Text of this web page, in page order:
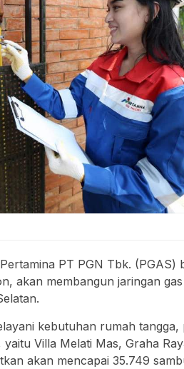
PT PGN Tbk. (PGAS)
akan membangun jaringan
kebutuhan rumah tangga,
Villa Melati Mas, Graha
akan mencapai 35.749